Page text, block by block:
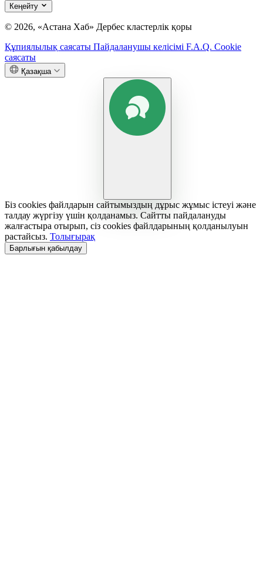
Кеңейту
© 2026, «Астана Хаб» Дербес кластерлік қоры
Құпиялылық саясаты Пайдаланушы келісімі F.A.Q. Cookie
саясаты
Қазақша
Біз cookies файлдарын сайтымыздың дұрыс жұмыс істеуі және
талдау жүргізу үшін қолданамыз. Сайтты пайдалануды
жалғастыра отырып, сіз cookies файлдарының қолданылуын
растайсыз. Толығырақ
Барлығын қабылдау